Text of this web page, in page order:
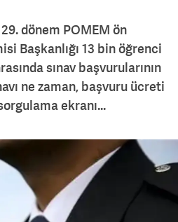
dönem POMEM ön
Başkanlığı 13 bin öğrenci
sınav başvurularının
ne zaman, başvuru ücreti
ekranı...